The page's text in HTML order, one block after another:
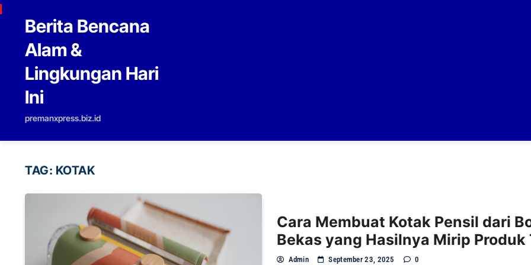
Skip to content
Berita Bencana
Alam &
Lingkungan Hari
Ini
premanxpress.biz.id
TAG: KOTAK
Cara Membuat Kotak Pensil dari
Bekas yang Hasilnya Mirip Produk
Admin September 23, 2025 0